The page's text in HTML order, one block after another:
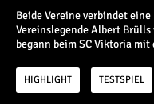
Europa League
Testspiele
Inside
Beide Vereine verbindet
Vereinslegende Albert
begann beim SC Viktoria
HIGHLIGHT TESTSPIEL